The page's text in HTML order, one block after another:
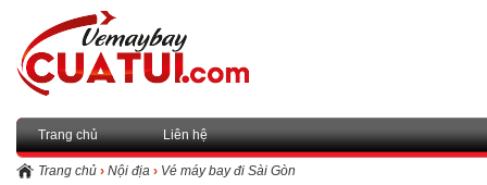
Trang chủ Liên hệ
Trang chủ › Nội địa › Vé máy bay đi Sài Gòn